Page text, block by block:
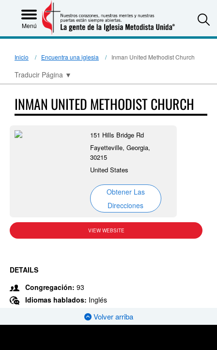
Menú
Inicio Encuentra una iglesia Inman United Methodist Church
Traducir Página ▼
INMAN UNITED METHODIST CHURCH
151 Hills Bridge Rd
Fayetteville, Georgia,
30215
United States
Obtener Las
Direcciones
VIEW WEBSITE
DETAILS
Congregación: 93
Idiomas hablados: Inglés
Volver arriba